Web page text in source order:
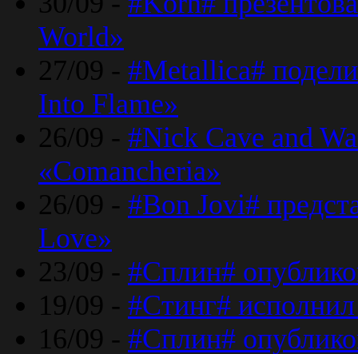
World»
27/09 - #Metallica#
Into Flame»
26/09 - #Nick Cave and
«Comancheria»
26/09 - #Bon Jovi#
Love»
23/09 - #Сплин#
19/09 - #Стинг#
16/09 - #Сплин#